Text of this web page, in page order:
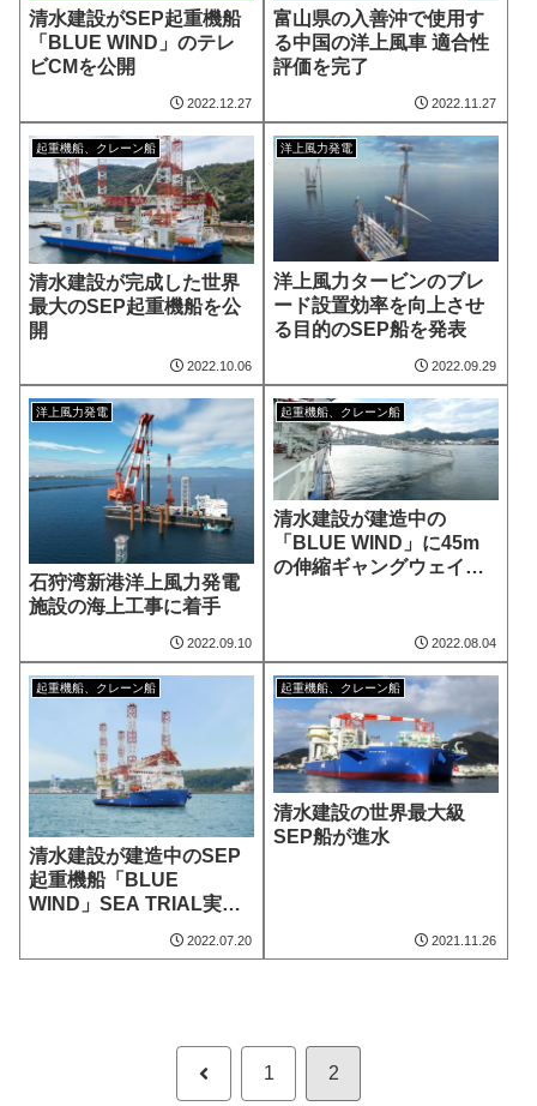
清水建設がSEP起重機船
「BLUE WIND」のテレ
ビCMを公開
2022.12.27
富山県の入善沖で使用す
る中国の洋上風車 適合性
評価を完了
2022.11.27
起重機船、クレーン船
清水建設が完成した世界
最大のSEP起重機船を公
開
2022.10.06
洋上風力発電
洋上風力タービンのブレ
ード設置効率を向上させ
る目的のSEP船を発表
2022.09.29
洋上風力発電
石狩湾新港洋上風力発電
施設の海上工事に着手
2022.09.10
起重機船、クレーン船
清水建設が建造中の
「BLUE WIND」に45m
の伸縮ギャングウェイ設
2022.08.04
起重機船、クレーン船
清水建設が建造中のSEP
起重機船「BLUE
WIND」SEA TRIAL実施
2022.07.20
起重機船、クレーン船
清水建設の世界最大級
SEP船が進水
2021.11.26
前 1 2